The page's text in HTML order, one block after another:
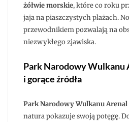
żółwie morskie, które co roku
jaja na piaszczystych plażach.
przewodnikiem pozwalają na
niezwykłego zjawiska.
Park Narodowy Wulkanu
i gorące źródła
Park Narodowy Wulkanu Arenal
natura pokazuje swoją potęgę.